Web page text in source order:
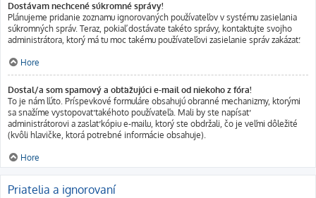
Dostávam nechcené súkromné správy!
Plánujeme pridanie zoznamu ignorovaných používateľov v systému zasielania
súkromných správ. Teraz, pokiaľ dostávate takéto správy, kontaktujte svojho
administrátora, ktorý má tu moc takému používateľovi zasielanie správ zakázať.
Hore
Dostal/a som spamový a obťažujúci e-mail od niekoho z fóra!
To je nám ľúto. Príspevkové formuláre obsahujú obranné mechanizmy, ktorými
sa snažíme vystopovať takéhoto používateľa. Mali by ste napísať
administrátorovi a zaslať kópiu e-mailu, ktorý ste obdržali, čo je veľmi dôležité
(kvôli hlavičke, ktorá potrebné informácie obsahuje).
Hore
Priatelia a ignorovaní